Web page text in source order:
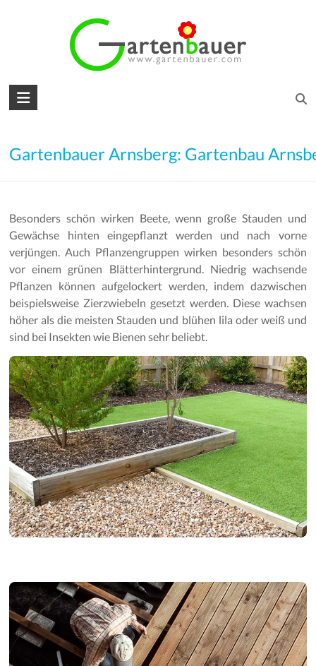
den
Träume
Gartengestaltung
–
Gartenbau
–
Gartenpflege
Gartenbauer Arnsberg: Gartenbau
Besonders schön wirken Beete, wenn große Stauden und
Gewächse hinten eingepflanzt werden und nach vorne
verjüngen. Auch Pflanzengruppen wirken besonders schön
vor einem grünen Blätterhintergrund. Niedrig wachsende
Pflanzen können aufgelockert werden, indem dazwischen
beispielsweise Zierzwiebeln gesetzt werden. Diese wachsen
höher als die meisten Stauden und blühen lila oder weiß und
sind bei Insekten wie Bienen sehr beliebt.